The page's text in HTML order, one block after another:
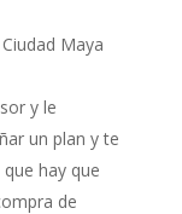
Maya
y le
un plan y te
hay que
de